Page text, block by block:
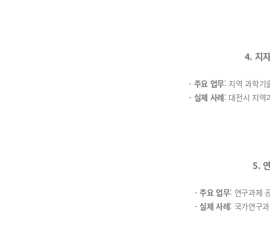
4. 지
- 주요 업무: 지역 과학기
- 실제 사례: 대전시 지역
5.
-주요 업무: 연구과제
-실제 사례: 국가연구